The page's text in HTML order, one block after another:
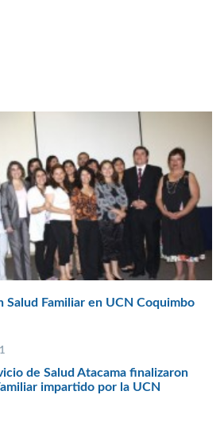
Salud Familiar en UCN Coquimbo
de Salud Atacama finalizaron
impartido por la UCN